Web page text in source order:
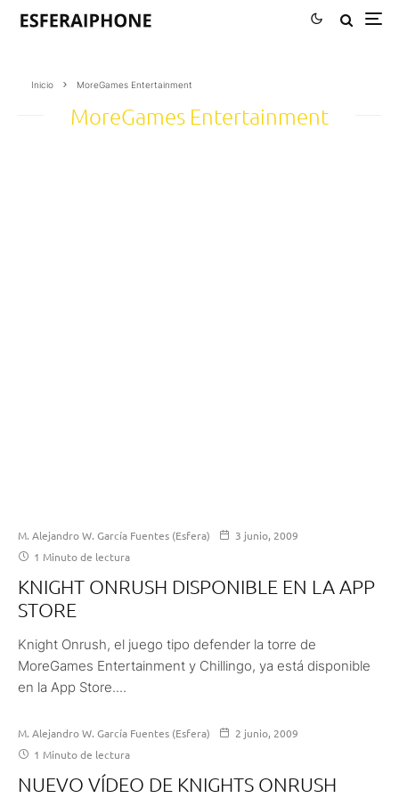
Inicio MoreGames Entertainment
MoreGames Entertainment
M. Alejandro W. García Fuentes (Esfera)
3 junio, 2009
1 Minuto de lectura
KNIGHT ONRUSH DISPONIBLE EN LA APP
STORE
Knight Onrush, el juego tipo defender la torre de
MoreGames Entertainment y Chillingo, ya está disponible
en la App Store....
M. Alejandro W. García Fuentes (Esfera)
2 junio, 2009
1 Minuto de lectura
NUEVO VÍDEO DE KNIGHTS ONRUSH